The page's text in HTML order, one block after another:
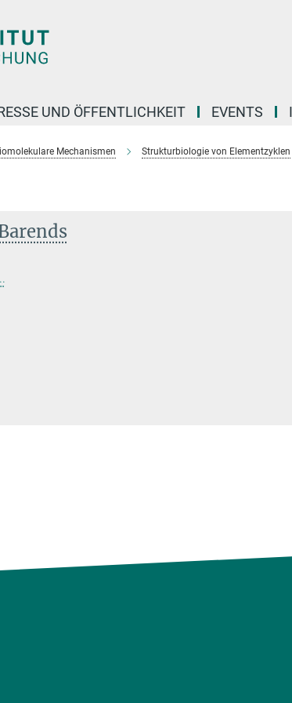
UND ÖFFENTLICHKEIT EVENTS
Mechanismen Strukturbiologie von Elementzyklen